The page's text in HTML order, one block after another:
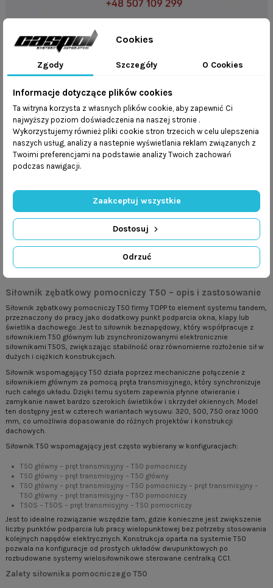
Masz pytania?
+48 32 247 36 07
+48 507 109 299
lub
Napisz e-mail
Opis
Szczegóły produktu
Wyposażenie
Siłownik zębatkowy pomocniczy T50 – opis i zastosowanie
Siłownik zębatkowy pomocniczy T50 firmy TOPP to element systemu tandem,
przeznaczony do pracy jako dodatkowy punkt podparcia okna, klapy lub
świetlika dachowego. Jest to siłownik beznapędowy, który współpracuje z
siłownikiem T50 głównym lub zsynchronizowanymi elektronicznie
siłownikami T50S, zwiększając stabilność oraz równomierne rozłożenie sił w
dużych i ciężkich konstrukcjach.
Siłownik wspomagający T50 działa poprzez mechaniczne połączenie z
siłownikiem głównym za pomocą pręta transmisyjnego, który synchronizuje
ruch całego układu. Dzięki temu system zapewnia płynne otwieranie i
zamykanie nawet bardzo szerokich świetlików i skrzydeł okiennych. Model
ten dostępny jest w czterech wariantach wysuwu: 320, 500, 750 oraz 1000
mm, co umożliwia dopasowanie do różnych projektów i konstrukcji
dachowych.
Siłownik T50 wspomagający jest często wybierany w konfiguracjach:
T50 główny – pręt transmisyjny – T50 pomocniczy
T50 główny – pręt transmisyjny – T50 główny
T50 główny – pręt transmisyjny – T50 pomocniczy – pręt transmisyjny –
T50 główny – pręt transmisyjny – T50 pomocniczy
T50S – T50S – pręt transmisyjny – T50 pomocniczy
Jest to idealne rozwiązanie wszędzie tam, gdzie konieczne jest zwiększenie
liczby punktów podparcia lub pracy wielopunktowej bez potrzeby stosowania
kolejnych napędów elektrycznych. Konstrukcja oparta na systemie T50
pozwala na konfiguracje od prostych układów dwupunktowych po
rozbudowane systemy wielosiłownikowe sterowane centralką CC1.
Zalety siłownika pomocniczego T50
Cookies
Zgody Szczegóły O Cookies
Informacje dotyczące plików cookies
Ta witryna korzysta z własnych plików cookie, aby zapewnić Ci
najwyższy poziom doświadczenia na naszej stronie .
Wykorzystujemy również pliki cookie stron trzecich w celu ulepszenia
naszych usług, analizy a nastepnie wyświetlania reklam związanych z
Twoimi preferencjami na podstawie analizy Twoich zachowań
podczas nawigacji.
Odrzuć
Dostosuj
Zaakceptuj wszystkie